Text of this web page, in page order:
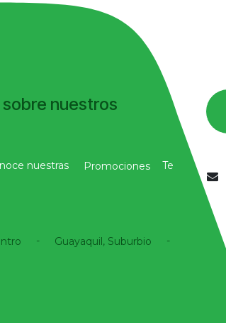
- Guayaquil, Suburbio -
nuestros
nuestras Promociones Te